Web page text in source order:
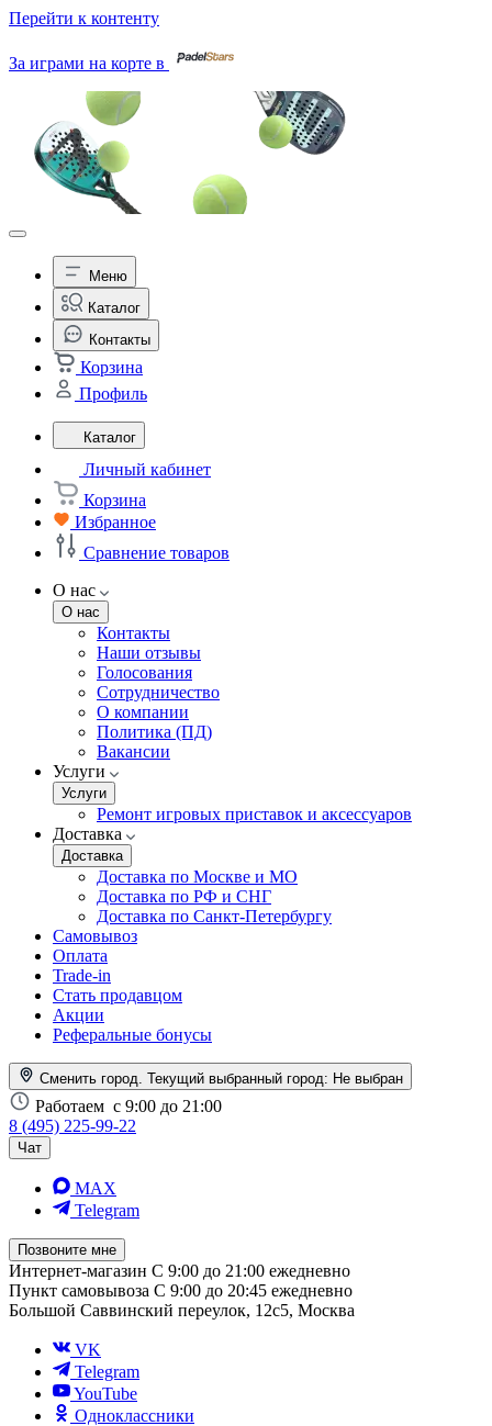
Перейти к контенту
За играми на корте в
Меню
Каталог
Контакты
Корзина
Профиль
Каталог
Личный кабинет
Корзина
Избранное
Сравнение товаров
О нас
О нас
Контакты
Наши отзывы
Голосования
Сотрудничество
О компании
Политика (ПД)
Вакансии
Услуги
Услуги
Ремонт игровых приставок и аксессуаров
Доставка
Доставка
Доставка по Москве и МО
Доставка по РФ и СНГ
Доставка по Санкт-Петербургу
Самовывоз
Оплата
Trade-in
Стать продавцом
Акции
Реферальные бонусы
Сменить город. Текущий выбранный город: Не выбран
Работаем с 9:00 до 21:00
8 (495) 225-99-22
Чат
MAX
Telegram
Позвоните мне
Интернет-магазин С 9:00 до 21:00 ежедневно
Пункт самовывоза С 9:00 до 20:45 ежедневно
Большой Саввинский переулок, 12с5, Москва
VK
Telegram
YouTube
Одноклассники